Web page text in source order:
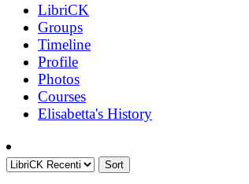
LibriCK
Groups
Timeline
Profile
Photos
Courses
Elisabetta's History
Sort